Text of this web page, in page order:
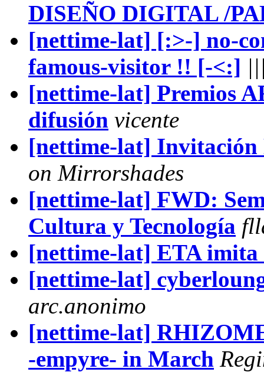
DISEÑO DIGITAL /
[nettime-lat] [:>-] no-
famous-visitor !! [-<:]
[nettime-lat] Premios
difusión vicente
[nettime-lat] Invitación
on Mirrorshades
[nettime-lat] FWD:
Cultura y Tecnología
[nettime-lat] ETA imita
[nettime-lat]
arc.anonimo
[nettime-lat]
-empyre- in March